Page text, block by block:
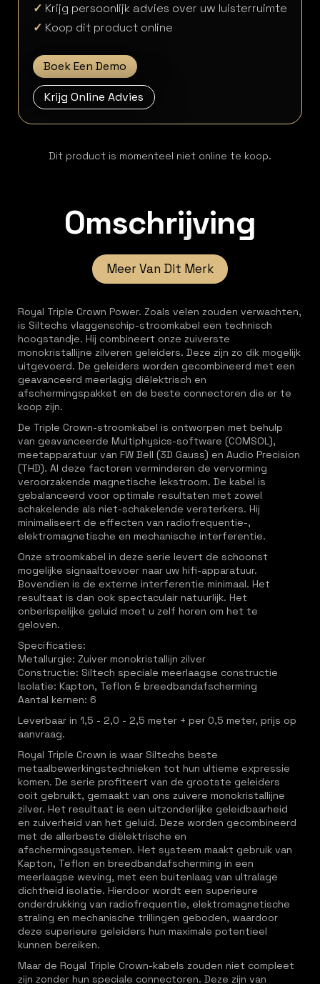
✓ Krijg persoonlijk advies over uw luisterruimte
✓ Koop dit product online
Boek Een Demo
Krijg Online Advies
Dit product is momenteel niet online te koop.
Omschrijving
Meer Van Dit Merk
Royal Triple Crown Power. Zoals velen zouden verwachten,
is Siltechs vlaggenschip-stroomkabel een technisch
hoogstandje. Hij combineert onze zuiverste
monokristallijne zilveren geleiders. Deze zijn zo dik mogelijk
uitgevoerd. De geleiders worden gecombineerd met een
geavanceerd meerlagig diëlektrisch en
afschermingspakket en de beste connectoren die er te
koop zijn.
De Triple Crown-stroomkabel is ontworpen met behulp
van geavanceerde Multiphysics-software (COMSOL),
meetapparatuur van FW Bell (3D Gauss) en Audio Precision
(THD). Al deze factoren verminderen de vervorming
veroorzakende magnetische lekstroom. De kabel is
gebalanceerd voor optimale resultaten met zowel
schakelende als niet-schakelende versterkers. Hij
minimaliseert de effecten van radiofrequentie-,
elektromagnetische en mechanische interferentie.
Onze stroomkabel in deze serie levert de schoonst
mogelijke signaaltoevoer naar uw hifi-apparatuur.
Bovendien is de externe interferentie minimaal. Het
resultaat is dan ook spectaculair natuurlijk. Het
onberispelijke geluid moet u zelf horen om het te
geloven.
Specificaties:
Metallurgie: Zuiver monokristallijn zilver
Constructie: Siltech speciale meerlaagse constructie
Isolatie: Kapton, Teflon & breedbandafscherming
Aantal kernen: 6
Leverbaar in 1,5 - 2,0 - 2,5 meter + per 0,5 meter, prijs op
aanvraag.
Royal Triple Crown is waar Siltechs beste
metaalbewerkingstechnieken tot hun ultieme expressie
komen. De serie profiteert van de grootste geleiders
ooit gebruikt, gemaakt van ons zuivere monokristallijne
zilver. Het resultaat is een uitzonderlijke geleidbaarheid
en zuiverheid van het geluid. Deze worden gecombineerd
met de allerbeste diëlektrische en
afschermingssystemen. Het systeem maakt gebruik van
Kapton, Teflon en breedbandafscherming in een
meerlaagse weving, met een buitenlaag van ultralage
dichtheid isolatie. Hierdoor wordt een superieure
onderdrukking van radiofrequentie, elektromagnetische
straling en mechanische trillingen geboden, waardoor
deze superieure geleiders hun maximale potentieel
kunnen bereiken.
Maar de Royal Triple Crown-kabels zouden niet compleet
zijn zonder hun speciale connectoren. Deze zijn van